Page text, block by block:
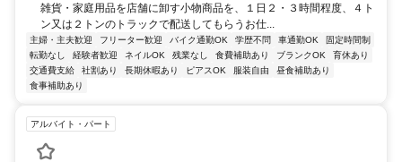
雑貨・家庭用品を店舗に卸す小物商品を、１日２・３時間程度、４ト
ン又は２トンのトラックで配送してもらうお仕...
主婦・主夫歓迎 フリーター歓迎 バイク通勤OK 学歴不問 車通勤OK
固定時間制
転勤なし
経験者歓迎 ネイルOK 残業なし 食費補助あり ブランクOK
育休あり
交通費支給
社割あり 長期休暇あり ピアスOK 服装自由
昼食補助あり
食事補助あり
アルバイト・パート